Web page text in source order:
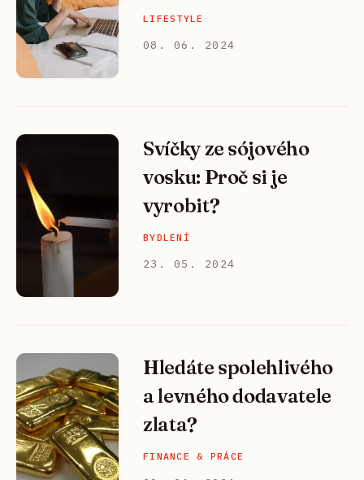
LIFESTYLE
08. 06. 2024
Svíčky ze sójového
vosku: Proč si je
vyrobit?
BYDLENÍ
23. 05. 2024
Hledáte spolehlivého
a levného dodavatele
zlata?
FINANCE & PRÁCE